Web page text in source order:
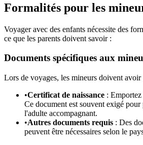
Formalités pour les
Voyager avec des enfants nécessite des
ce que les parents doivent savoir :
Documents spécifiques aux
Lors de voyages, les mineurs doivent avoir
•Certificat de naissance :
Ce document est souvent exigé
l'adulte accompagnant.
•Autres documents requis : Des
peuvent être nécessaires selon le